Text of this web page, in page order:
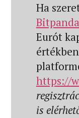
Ha
Bitpanda
Eurót
https://
is